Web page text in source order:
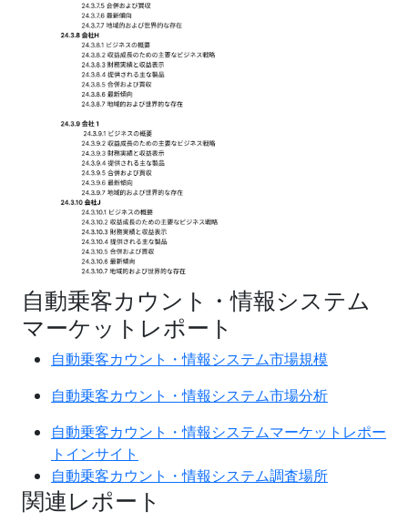
自動乗客カウント・情報システム
マーケットレポート
自動乗客カウント・情報システム市場規模
自動乗客カウント・情報システム市場分析
自動乗客カウント・情報システムマーケットレポー
トインサイト
自動乗客カウント・情報システム調査場所
関連レポート